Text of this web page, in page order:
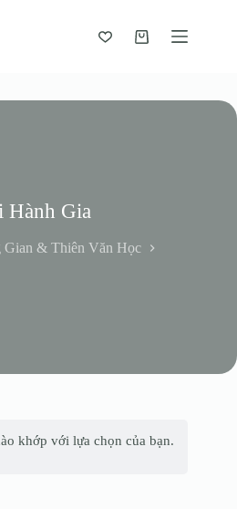
Giỏ
Hành Gia
Gian & Thiên Văn Học
khớp với lựa chọn của bạn.